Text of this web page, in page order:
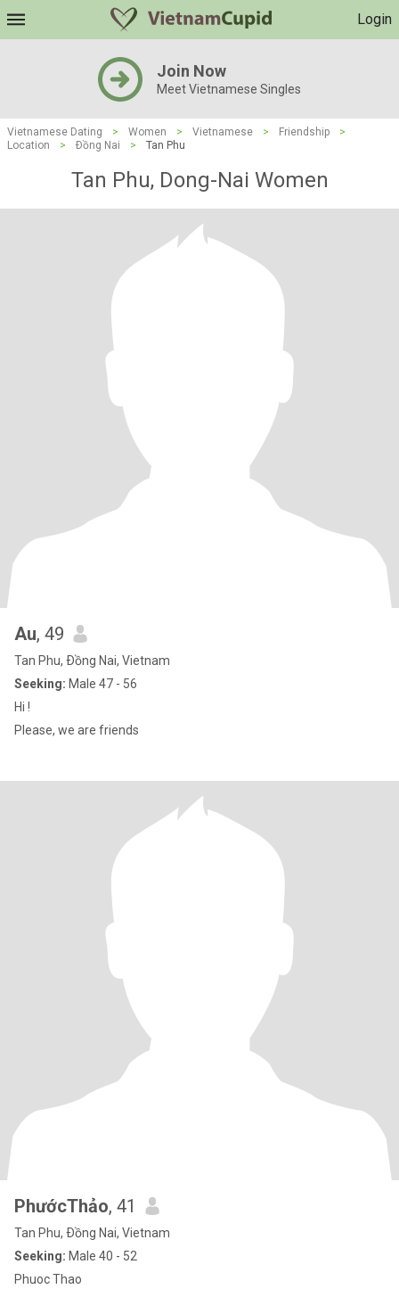
Login
Join Now
Meet Vietnamese Singles
Vietnamese Dating > Women > Vietnamese > Friendship
>
Location
> Ðồng Nai > Tan Phu
Tan Phu, Dong-Nai Women
Au, 49
Tan Phu, Ðồng Nai, Vietnam
Seeking: Male 47 - 56
Hi !
Please, we are friends
PhướcThảo, 41
Tan Phu, Ðồng Nai, Vietnam
Seeking: Male 40 - 52
Phuoc Thao